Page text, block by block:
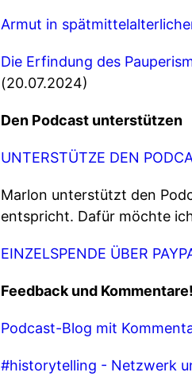
Armut in
Die Erfindung des
(20.07.2024)
Den Podcast unterstützen
UNTERSTÜTZE DEN
Marlon unterstützt den
entspricht. Dafür möchte
EINZELSPENDE ÜBER
Feedback und Kommentare!
Podcast-Blog mit
#historytelling - Netzwerk